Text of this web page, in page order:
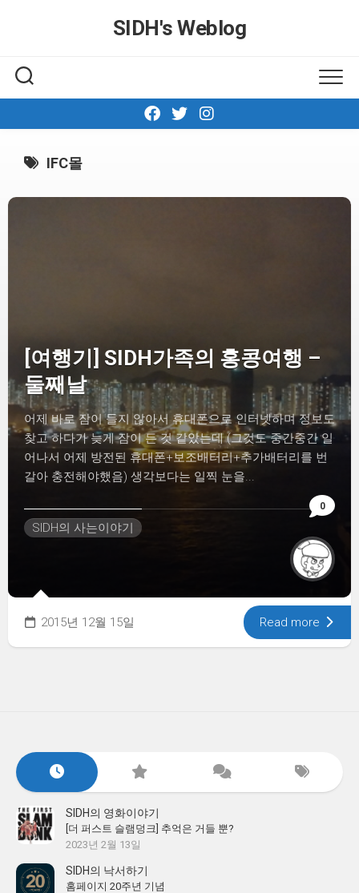
SIDH′s Weblog
IFC몰
0
[여행기] SIDH가족의 홍콩여행 –
둘째날
어제 바로 잠이 들지 않아서 휴대폰으로 인터넷하며 정보도
찾고 하다가 늦게 잠이 든 것 같았는데 (그것도 중간중간 일
어나서 어제 방전된 휴대폰+보조배터리+추가배터리를 번
갈아 충전해야했음) 생각보다는 일찍 눈을...
SIDH의 사는이야기
2015년 12월 15일 Read more
SIDH의 영화이야기
[더 퍼스트 슬램덩크] 추억은 거들 뿐?
2023년 2월 13일
SIDH의 낙서하기
홈페이지 20주년 기념